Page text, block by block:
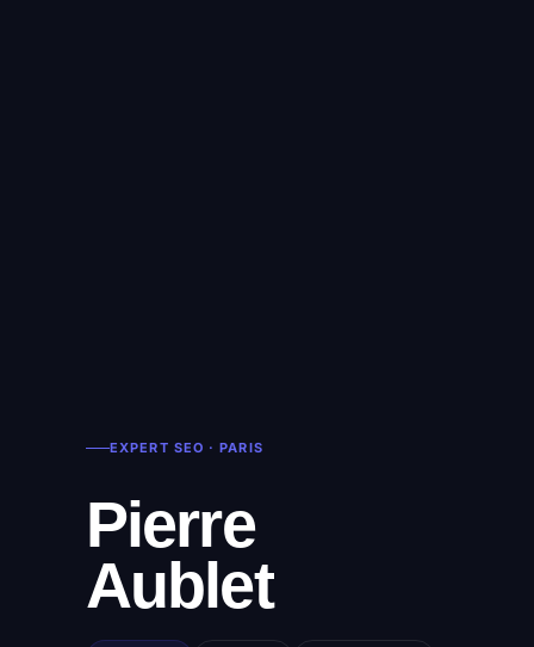
EXPERT SEO · PARIS
Pierre
Aublet